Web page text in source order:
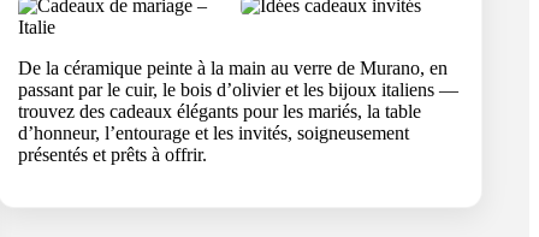
De la céramique peinte à la main au verre de Murano, en
passant par le cuir, le bois d’olivier et les bijoux italiens —
trouvez des cadeaux élégants pour les mariés, la table
d’honneur, l’entourage et les invités, soigneusement
présentés et prêts à offrir.